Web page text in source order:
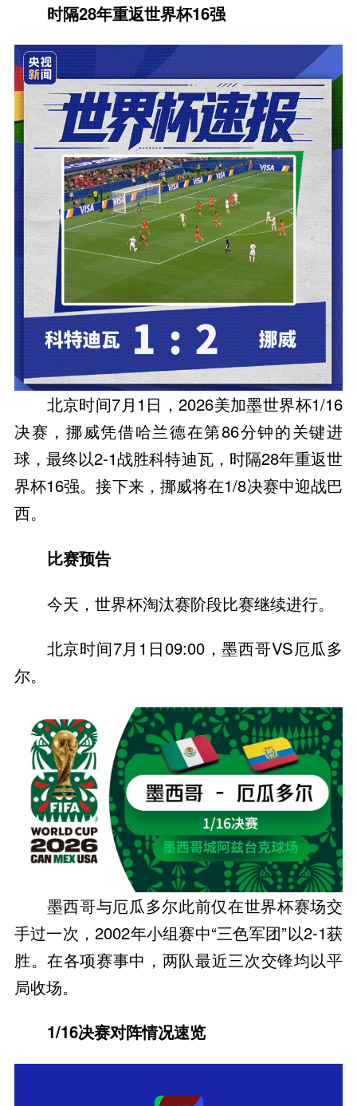
时隔28年重返世界杯16强
北京时间7月1日，2026美加墨世界杯1/16
决赛，挪威凭借哈兰德在第86分钟的关键进
球，最终以2-1战胜科特迪瓦，时隔28年重返世
界杯16强。接下来，挪威将在1/8决赛中迎战巴
西。
比赛预告
今天，世界杯淘汰赛阶段比赛继续进行。
北京时间7月1日09:00，墨西哥VS厄瓜多
尔。
墨西哥与厄瓜多尔此前仅在世界杯赛场交
手过一次，2002年小组赛中“三色军团”以2-1获
胜。在各项赛事中，两队最近三次交锋均以平
局收场。
1/16决赛对阵情况速览